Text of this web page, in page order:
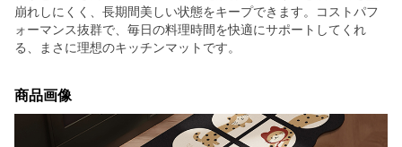
崩れしにくく、長期間美しい状態をキープできます。コストパフ
ォーマンス抜群で、毎日の料理時間を快適にサポートしてくれ
る、まさに理想のキッチンマットです。
商品画像